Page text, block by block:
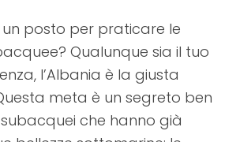
posto per praticare le
Qualunque sia il tuo
l’Albania è la giusta
meta è un segreto ben
che hanno già